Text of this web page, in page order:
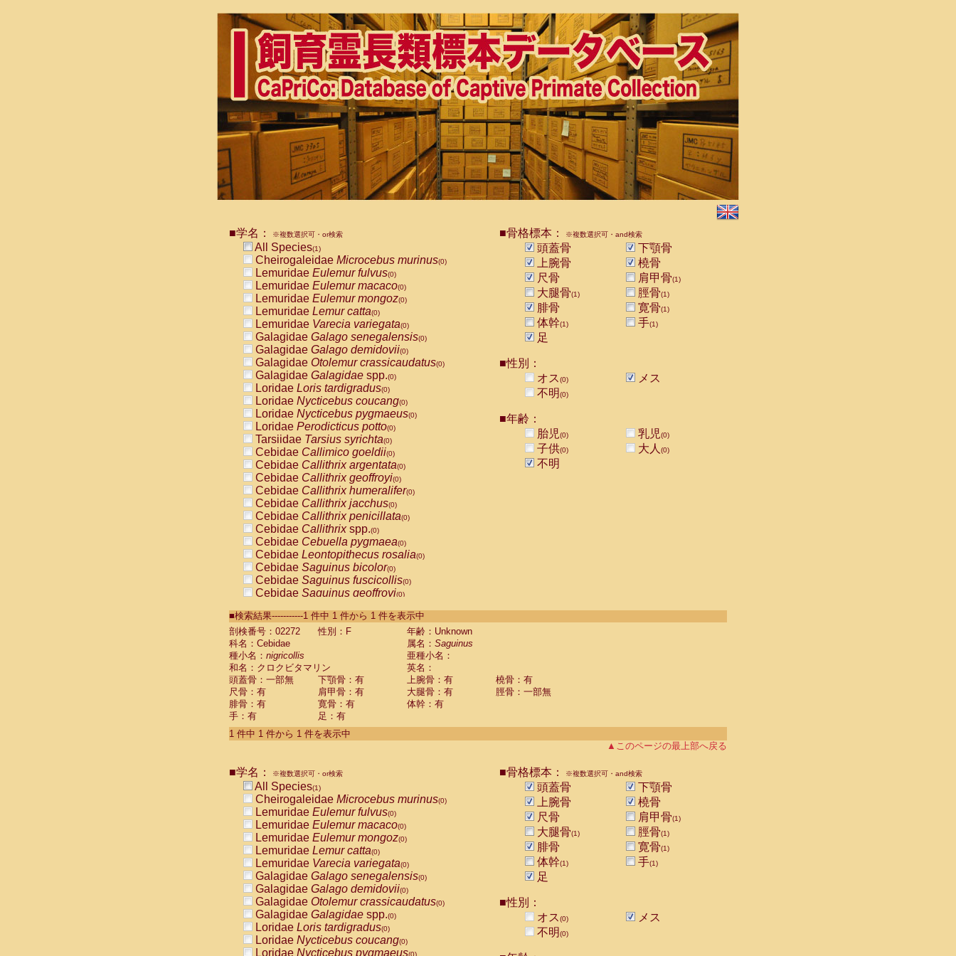
■学名： ※複数選択可・or検索
All Species(1)
Cheirogaleidae Microcebus murinus(0)
Lemuridae Eulemur fulvus(0)
Lemuridae Eulemur macaco(0)
Lemuridae Eulemur mongoz(0)
Lemuridae Lemur catta(0)
Lemuridae Varecia variegata(0)
Galagidae Galago senegalensis(0)
Galagidae Galago demidovii(0)
Galagidae Otolemur crassicaudatus(0)
Galagidae Galagidae spp.(0)
Loridae Loris tardigradus(0)
Loridae Nycticebus coucang(0)
Loridae Nycticebus pygmaeus(0)
Loridae Perodicticus potto(0)
Tarsiidae Tarsius syrichta(0)
Cebidae Callimico goeldii(0)
Cebidae Callithrix argentata(0)
Cebidae Callithrix geoffroyi(0)
Cebidae Callithrix humeralifer(0)
Cebidae Callithrix jacchus(0)
Cebidae Callithrix penicillata(0)
Cebidae Callithrixspp.(0)
Cebidae Cebuella pygmaea(0)
Cebidae Leontopithecus rosalia(0)
Cebidae Saguinus bicolor(0)
Cebidae Saguinus fuscicollis(0)
Cebidae Saguinus geoffroyi(0)
CebidaeSaguinus labiatus(0)
Cebidae Saguinus leucopus (0)
Cebidae
CebidaeSaguinus mystax
CebidaeSaguinus nigricollis (1)
Cebidae Saguinus oedipus
Cebidae Saguinus weddelli
Cebidae Saguinusspp.
Cebidae Aotus trivirgatus
Cebidae Cebus albifrons
CebidaeCebus nigrivittatus
CebidaeCebus
CebidaeSaimiri boliviensis(0)
CebidaeSaimiri sciureus(0)
AtelidaeAlouatta caraya(0)
AtelidaeAlouatta fusca(0)
AtelidaeAlouatta seniculus
AtelidaeAlouattaspp.(0)
AtelidaeAteles belzebuth(0)
AtelidaeAteles geoffroyi(0)
AtelidaeAteles paniscus(0)
AtelidaeAtelesspp.(0)
Atelidae Lagothrix lagothricha
AtelidaeLagothrix lagothricha cana
PitheciidaeCacajao calvus rubicundus
■骨格標本： ※複数選択可・and検索
頭蓋骨
下顎骨
上腕骨
橈骨
尺骨
肩甲骨(1)
大腿骨(1) 脛骨(1)
腓骨 寛骨(1)
体幹(1) 手(1)
足
■性別：
オス(0)
メス
不明(0)
■年齢：
胎児(0) 乳児(0)
子供(0) 大人 (0)
不明
■検索結果-----------1 件中 1 件から 1 件を表示中
剖検番号：02272
性別：F
年齢：Unknown
科名：Cebidae
属名： Saguinus
種小名： nigricollis
亜種小名：
和名：クロクビタマリン
英名：
頭蓋骨：一部無
下顎骨：有 上腕骨：有
橈骨：有
尺骨：有
肩甲骨：有 大腿骨：有
脛骨：一部無
腓骨：有
寛骨：有
体幹：有
手：有
足：有
1 件中 1 件から 1 件を表示中
▲このページの最上部へ戻る
■学名： ※複数選択可・or検索
All Species(1)
Cheirogaleidae Microcebus murinus(0)
Lemuridae Eulemur fulvus(0)
Lemuridae Eulemur macaco(0)
Lemuridae Eulemur mongoz(0)
Lemuridae Lemur catta(0)
Lemuridae Varecia variegata(0)
Galagidae Galago senegalensis(0)
Galagidae Galago demidovii(0)
Galagidae Otolemur crassicaudatus(0)
Galagidae Galagidae spp.(0)
Loridae Loris tardigradus(0)
Loridae Nycticebus coucang(0)
Loridae Nycticebus pygmaeus(0)
■骨格標本： ※複数選択可・and検索
頭蓋骨
下顎骨
上腕骨
橈骨
尺骨
肩甲骨(1)
大腿骨(1) 脛骨(1)
腓骨 寛骨(1)
体幹(1) 手(1)
足
■性別：
オス(0)
メス
不明(0)